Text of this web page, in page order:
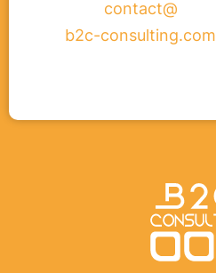
contact@
b2c-consulting.com